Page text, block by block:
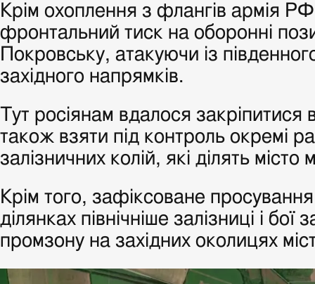
Крім охоплення з флангів армія
фронтальний тиск на оборонні
Покровську, атакуючи із
західного напрямків.
Тут росіянам вдалося закріпитися
також взяти під контроль окремі
залізничних колій, які ділять
Крім того, зафіксоване
ділянках північніше залізниці і бої
промзону на західних околицях